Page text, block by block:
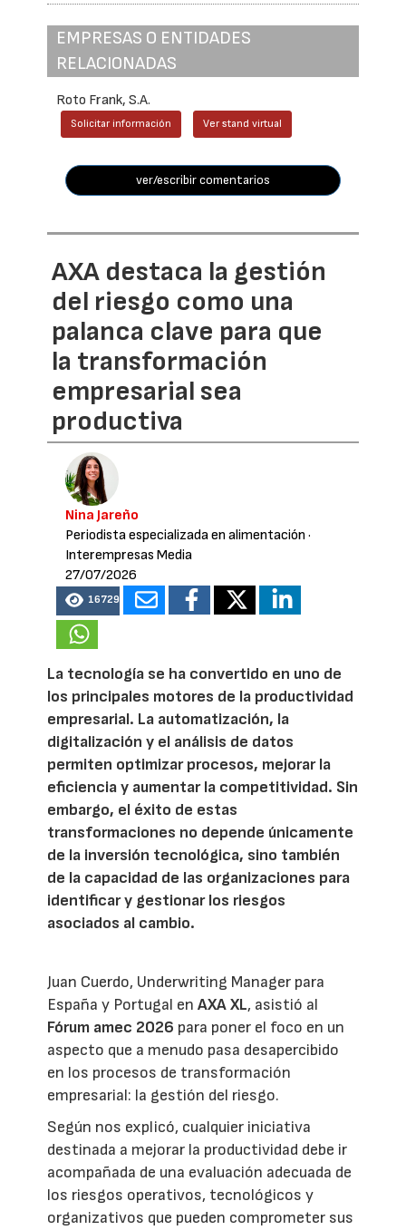
EMPRESAS O ENTIDADES
RELACIONADAS
Roto Frank, S.A.
Solicitar información Ver stand virtual
ver/escribir comentarios
AXA destaca la gestión
del riesgo como una
palanca clave para que
la transformación
empresarial sea
productiva
Nina Jareño
Periodista especializada en alimentación ·
Interempresas Media
27/07/2026
16729
La tecnología se ha convertido en uno de
los principales motores de la productividad
empresarial. La automatización, la
digitalización y el análisis de datos
permiten optimizar procesos, mejorar la
eficiencia y aumentar la competitividad. Sin
embargo, el éxito de estas
transformaciones no depende únicamente
de la inversión tecnológica, sino también
de la capacidad de las organizaciones para
identificar y gestionar los riesgos
asociados al cambio.
Juan Cuerdo, Underwriting Manager para
España y Portugal enAXA XL, asistió al
Fórum amec 2026 para poner el foco en un
aspecto que a menudo pasa desapercibido
en los procesos de transformación
empresarial: la gestión del riesgo.
Según nos explicó, cualquier iniciativa
destinada a mejorar la productividad debe ir
acompañada de una evaluación adecuada de
los riesgos operativos, tecnológicos y
organizativos que pueden comprometer sus